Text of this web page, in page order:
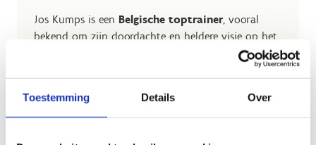
Toestemming Details Over
Jos Kumps is een Belgische toptrainer, vooral
bekend om zijn doordachte en heldere visie op het
Hij vertrekt vanuit eenvoud, logica en respect voor
het paard. In plaats van te focussen op snelle
oplossingen, legt hij de nadruk opsterke